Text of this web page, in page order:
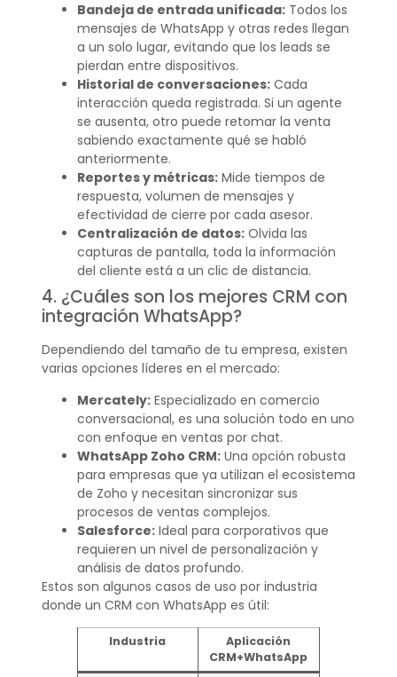
Bandeja de entrada unificada:Todos los
mensajes de WhatsApp y otras redes llegan
a un solo lugar, evitando que los leads se
pierdan entre dispositivos.
Historial de conversaciones:Cada
interacción queda registrada. Si un agente
se ausenta, otro puede retomar la venta
sabiendo exactamente qué se habló
anteriormente.
Reportes y métricas:Mide tiempos de
respuesta, volumen de mensajes y
efectividad de cierre por cada asesor.
Centralización de datos:Olvida las
capturas de pantalla, toda la información
del cliente está a un clic de distancia.
4. ¿Cuáles son los mejores CRM con
integración WhatsApp?
Dependiendo del tamaño de tu empresa, existen
varias opciones líderes en el mercado:
Mercately:Especializado en comercio
conversacional, es una solución todo en uno
con enfoque en ventas por chat.
WhatsApp Zoho CRM:Una opción robusta
para empresas que ya utilizan el ecosistema
de Zoho y necesitan sincronizar sus
procesos de ventas complejos.
Salesforce:Ideal para corporativos que
requieren un nivel de personalización y
análisis de datos profundo.
Estos son algunos casos de uso por industria
donde un CRM con WhatsApp es útil:
Industria
Aplicación
CRM+WhatsApp